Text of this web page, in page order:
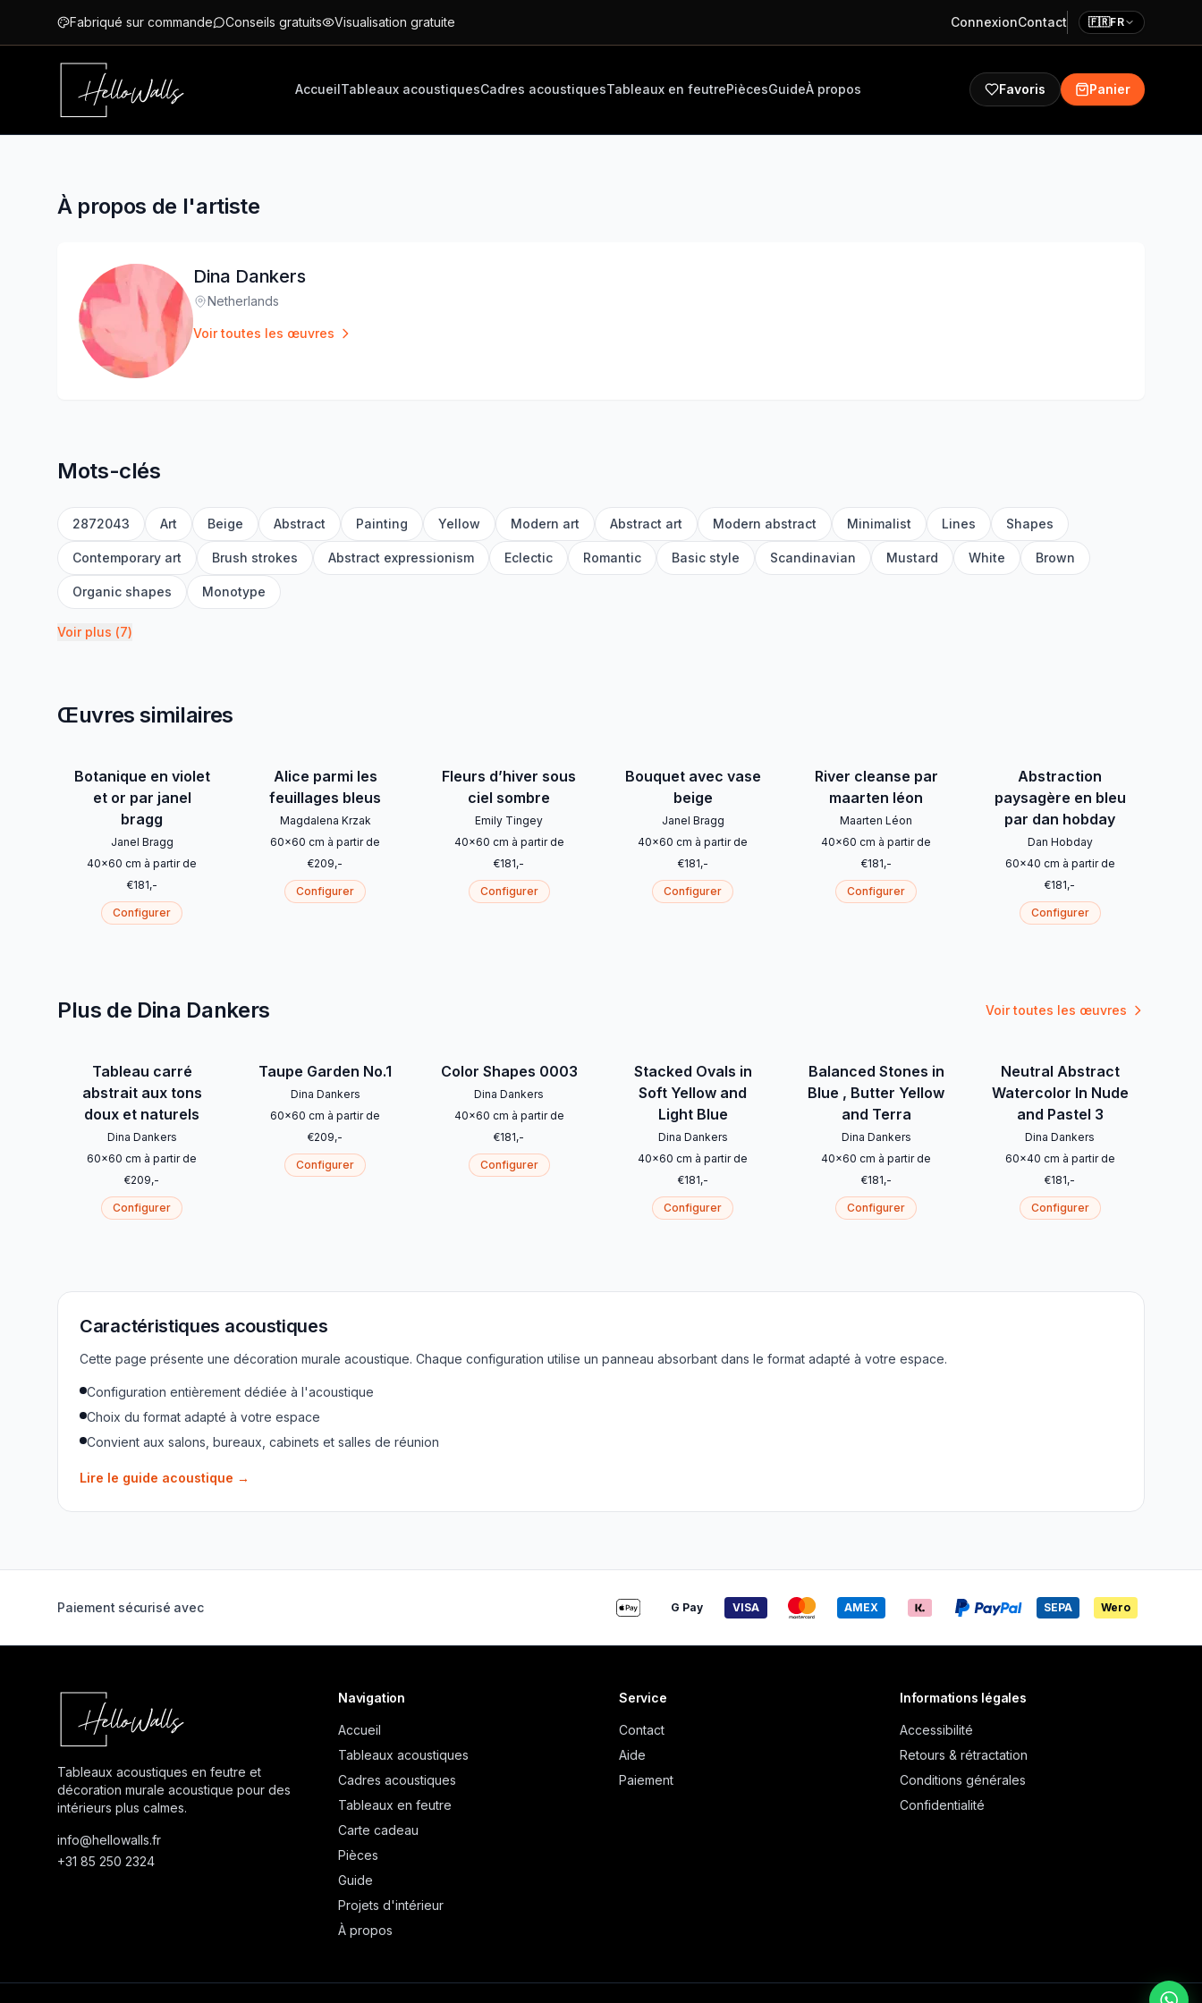
Fabriqué sur commande Conseils gratuits Visualisation gratuite ConnexionContact 🇫🇷FR
AccueilTableaux acoustiquesCadres acoustiquesTableaux en feutrePiècesGuideÀ propos Favoris Panier
À propos de l'artiste
Dina Dankers
Lieu:
Netherlands
Voir toutes les œuvres
Mots-clés
2872043 Art Beige Abstract Painting Yellow Modern art Abstract art Modern abstract Minimalist Lines Shapes
Contemporary art Brush strokes Abstract expressionism Eclectic Romantic Basic style Scandinavian Mustard White Brown
Organic shapes Monotype
Voir plus (7)
Œuvres similaires
Botanique en violet
et or par janel
bragg
Janel Bragg
40x60 cm à partir de
€181,-
Configurer
Alice parmi les
feuillages bleus
Magdalena Krzak
60x60 cm à partir de
€209,-
Configurer
Fleurs d’hiver sous
ciel sombre
Emily Tingey
40x60 cm à partir de
€181,-
Configurer
Bouquet avec vase
beige
Janel Bragg
40x60 cm à partir de
€181,-
Configurer
River cleanse par
maarten léon
Maarten Léon
40x60 cm à partir de
€181,-
Configurer
Abstraction
paysagère en bleu
par dan hobday
Dan Hobday
60x40 cm à partir de
€181,-
Configurer
Plus de Dina Dankers Voir toutes les œuvres
Tableau carré
abstrait aux tons
doux et naturels
Dina Dankers
60x60 cm à partir de
€209,-
Configurer
Taupe Garden No.1
Dina Dankers
60x60 cm à partir de
€209,-
Configurer
Color Shapes 0003
Dina Dankers
40x60 cm à partir de
€181,-
Configurer
Stacked Ovals in
Soft Yellow and
Light Blue
Dina Dankers
40x60 cm à partir de
€181,-
Configurer
Balanced Stones in
Blue , Butter Yellow
and Terra
Dina Dankers
40x60 cm à partir de
€181,-
Configurer
Neutral Abstract
Watercolor In Nude
and Pastel 3
Dina Dankers
60x40 cm à partir de
€181,-
Configurer
Caractéristiques acoustiques
Cette page présente une décoration murale acoustique. Chaque configuration utilise un panneau absorbant dans le format adapté à votre espace.
Configuration entièrement dédiée à l'acoustique
Choix du format adapté à votre espace
Convient aux salons, bureaux, cabinets et salles de réunion
Lire le guide acoustique →
Paiement sécurisé avec G Pay VISA AMEX SEPA Wero
Tableaux acoustiques en feutre et
décoration murale acoustique pour des
intérieurs plus calmes.
info@hellowalls.fr
+31 85 250 2324
Navigation
Accueil
Tableaux acoustiques
Cadres acoustiques
Tableaux en feutre
Carte cadeau
Pièces
Guide
Projets d'intérieur
À propos
Service
Contact
Aide
Paiement
Informations légales
Accessibilité
Retours & rétractation
Conditions générales
Confidentialité